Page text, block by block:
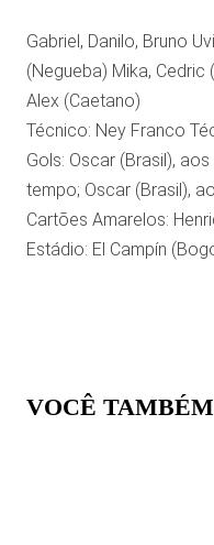
Gabriel, Danilo, Bruno
(Negueba) Mika, Cedric
Alex (Caetano)
Técnico: Ney Franco
Gols: Oscar (Brasil),
tempo; Oscar (Brasil),
Cartões Amarelos:
Estádio: El Campín
VOCÊ